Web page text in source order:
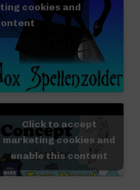
cookies and
Click to accept
marketing cookies and
enable this content